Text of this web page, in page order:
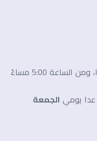
من الساعة 9:00 صباحًا إلى 1:00 ظهرًا، ومن الساعة 5:00 مساءً
عدا يومي الجمعة